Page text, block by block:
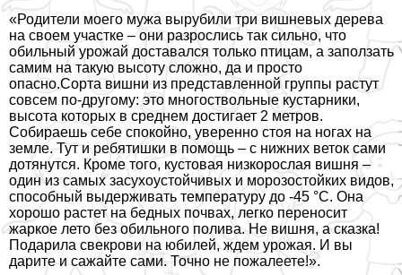
«Родители моего мужа вырубили три вишневых дерева
на своем участке – они разрослись так сильно, что
обильный урожай доставался только птицам, а заползать
самим на такую высоту сложно, да и просто
опасно.Сорта вишни из представленной группы растут
совсем по-другому: это многоствольные кустарники,
высота которых в среднем достигает 2 метров.
Собираешь себе спокойно, уверенно стоя на ногах на
земле. Тут и ребятишки в помощь – с нижних веток сами
дотянутся. Кроме того, кустовая низкорослая вишня –
один из самых засухоустойчивых и морозостойких видов,
способный выдерживать температуру до -45 °С. Она
хорошо растет на бедных почвах, легко переносит
жаркое лето без обильного полива. Не вишня, а сказка!
Подарила свекрови на юбилей, ждем урожая. И вы
дарите и сажайте сами. Точно не пожалеете!».